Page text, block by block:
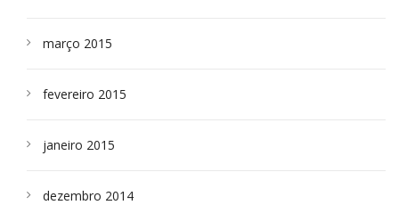
março 2015
fevereiro 2015
janeiro 2015
dezembro 2014